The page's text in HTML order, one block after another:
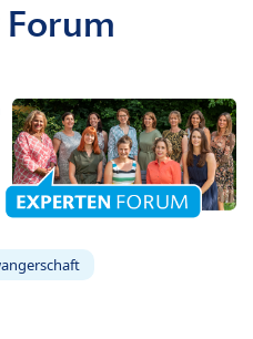
Forum